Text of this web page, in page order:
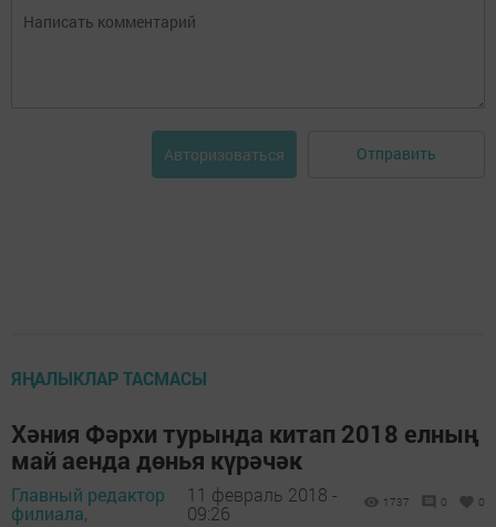
Авторизоваться Отправить
ЯҢАЛЫКЛАР ТАСМАСЫ
Хәния Фәрхи турында китап 2018 елның
май аенда дөнья күрәчәк
Главный редактор
филиала,
11 февраль 2018 -
09:26
1737 0 0